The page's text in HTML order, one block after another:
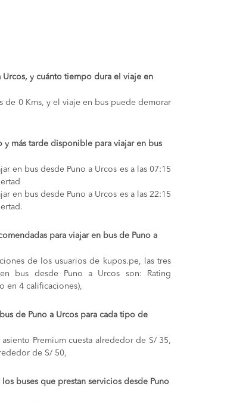
Urcos, y cuánto tiempo dura el viaje en
de 0 Kms, y el viaje en bus puede demorar
y más tarde disponible para viajar en bus
en bus desde Puno a Urcos es a las 07:15
en bus desde Puno a Urcos es a las 22:15
para viajar en bus de Puno a
de los usuarios de kupos.pe, las tres
bus desde Puno a Urcos son: Rating
en 4 calificaciones),
de Puno a Urcos para cada tipo de
asiento Premium cuesta alrededor de S/ 35,
de S/ 50,
buses que prestan servicios desde Puno